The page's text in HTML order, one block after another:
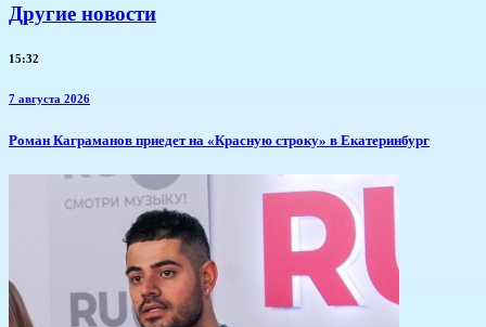
Другие новости
15:32
7 августа 2026
​Роман Каграманов приедет на «Красную строку» в Екатеринбург